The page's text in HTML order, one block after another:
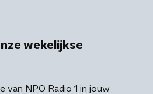
wekelijkse
van NPO Radio 1 in jouw